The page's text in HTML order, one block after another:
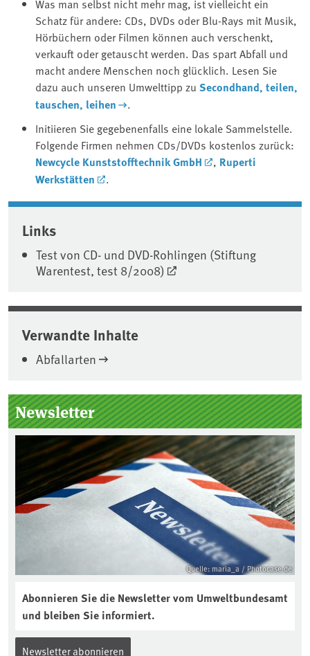
Was man selbst nicht mehr mag, ist vielleicht ein
Schatz für andere: CDs, DVDs oder Blu-Rays mit Musik,
Hörbüchern oder Filmen können auch verschenkt,
verkauft oder getauscht werden. Das spart Abfall und
macht andere Menschen noch glücklich. Lesen Sie
dazu auch unseren Umwelttipp zuSecondhand, teilen,
tauschen, leihen
.
Initiieren Sie gegebenenfalls eine lokale Sammelstelle.
Folgende Firmen nehmen CDs/DVDs kostenlos zurück:
Newcycle Kunststofftechnik GmbH , Ruperti
Werkstätten
.
Associated content
Links
Test von CD- und DVD-Rohlingen (Stiftung
Warentest, test 8/2008)
Verwandte Inhalte
Abfallarten
Seitenleiste
Newsletter
Quelle: maria_a / Photocase.de
Abonnieren Sie die Newsletter vom Umweltbundesamt
und bleiben Sie informiert.
Newsletter abonnieren